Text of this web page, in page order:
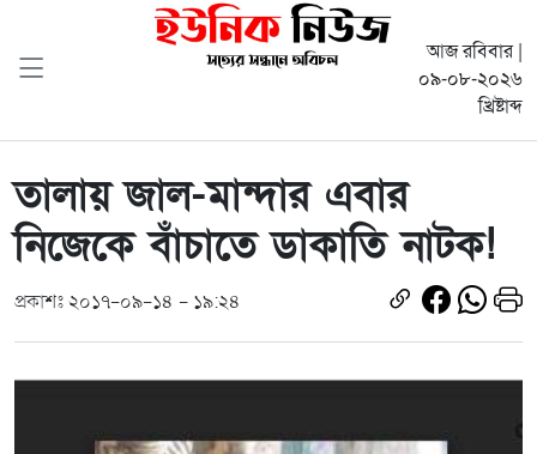
আজ রবিবার |
০৯-০৮-২০২৬
খ্রিষ্টাব্দ
তালায় জাল-মান্দার এবার
নিজেকে বাঁচাতে ডাকাতি নাটক!
প্রকাশঃ ২০১৭-০৯-১৪ - ১৯:২৪